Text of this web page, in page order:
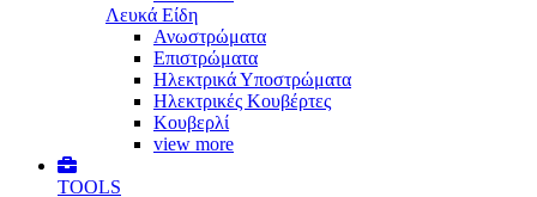
Λευκά Είδη
Ανωστρώματα
Επιστρώματα
Ηλεκτρικά Υποστρώματα
Ηλεκτρικές Κουβέρτες
Κουβερλί
view more
TOOLS